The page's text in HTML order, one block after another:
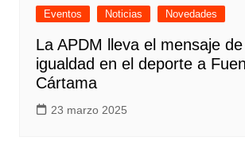
Eventos Noticias Novedades
La APDM lleva el mensaje
igualdad en el deporte a
Cártama
23 marzo 2025